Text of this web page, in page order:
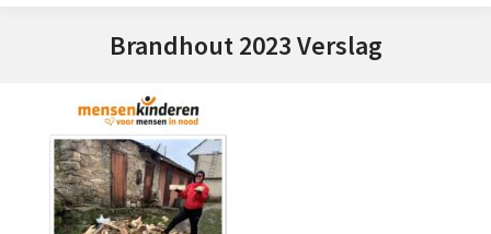
Brandhout 2023 Verslag